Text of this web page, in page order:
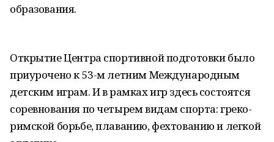
образования.
Открытие Центра спортивной подготовки было
приурочено к 53-м летним Международным
детским играм. И в рамках игр здесь состоятся
соревнования по четырем видам спорта: греко-
римской борьбе, плаванию, фехтованию и легкой